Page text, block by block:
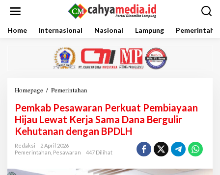
Home Internasional Nasional Lampung
Homepage / Pemerintahan
m
k
a
b
e
a
Pemkab Pesawaran Perkuat Pembiayaan
Hijau Lewat Kerja Sama Dana Bergulir
Kehutanan dengan BPDLH
Redaksi
2 April 2026
Pemerintahan Pesawaran 447 Dilihat